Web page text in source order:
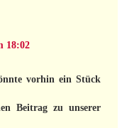
18:02
vorhin ein Stück
Beitrag zu unserer